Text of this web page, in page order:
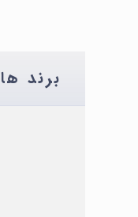
برند ها